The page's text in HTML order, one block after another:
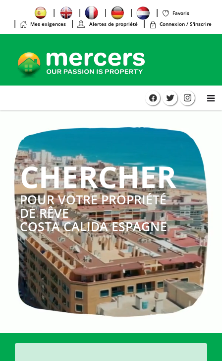
Favoris
Mes exigences
Alertes de propriété Connexion / S'inscrire
CHERCHER
POUR VOTRE PROPRIÉTÉ
DE RÊVE
COSTA CALIDA ESPAGNE